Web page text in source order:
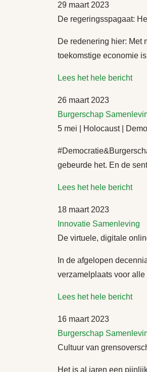
29 maart 2023
De regeringsspagaat:
De redenering hier: Met
toekomstige economie
Lees het hele bericht
26 maart 2023
Burgerschap
5 mei | Holocaust |
gebeurde het. En de
Lees het hele bericht
18 maart 2023
Innovatie Samenleving
De virtuele, digitale
In de afgelopen
verzamelplaats voor
Lees het hele bericht
16 maart 2023
Burgerschap
Cultuur van
Het is al jaren een